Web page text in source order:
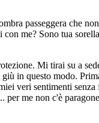
passeggera che
me? Sono tua
Mi tirai su a
in questo modo.
veri sentimenti senza
me non c'è